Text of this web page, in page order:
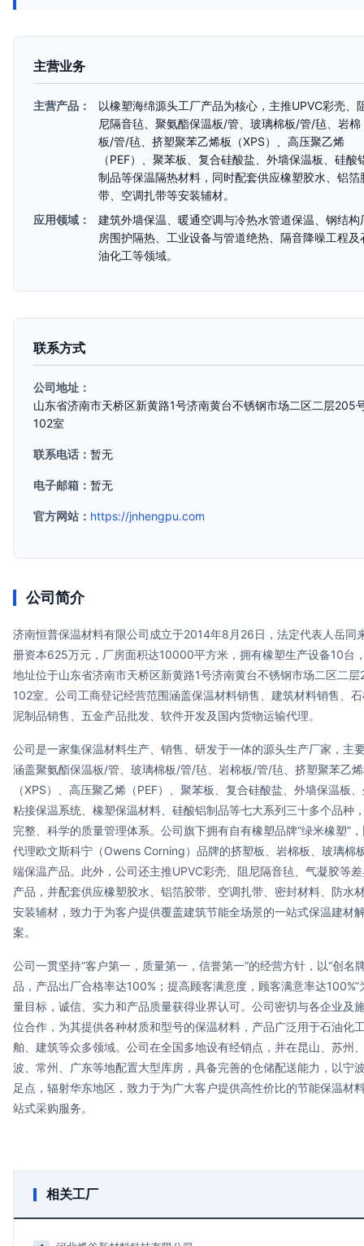
主营业务
主营产品：
以橡塑海绵源头工厂产品为核心，主推UPVC彩壳、
尼隔音毡、聚氨酯保温板/管、玻璃棉板/管/毡、岩棉
板/管/毡、挤塑聚苯乙烯板（XPS）、高压聚乙烯
（PEF）、聚苯板、复合硅酸盐、外墙保温板、硅酸
制品等保温隔热材料，同时配套供应橡塑胶水、铝箔
带、空调扎带等安装辅材。
应用领域：
建筑外墙保温、暖通空调与冷热水管道保温、钢结构
房围护隔热、工业设备与管道绝热、隔音降噪工程及
油化工等领域。
联系方式
公司地址：
山东省济南市天桥区新黄路1号济南黄台不锈钢市场二区二层205
102室
联系电话： 暂无
电子邮箱： 暂无
官方网站： https://jnhengpu.com
公司简介
济南恒普保温材料有限公司成立于2014年8月26日，法定代表人岳同
册资本625万元，厂房面积达10000平方米，拥有橡塑生产设备10台
地址位于山东省济南市天桥区新黄路1号济南黄台不锈钢市场二区二
102室。公司工商登记经营范围涵盖保温材料销售、建筑材料销售、
泥制品销售、五金产品批发、软件开发及国内货物运输代理。
公司是一家集保温材料生产、销售、研发于一体的源头生产厂家，主
涵盖聚氨酯保温板/管、玻璃棉板/管/毡、岩棉板/管/毡、挤塑聚苯乙
（XPS）、高压聚乙烯（PEF）、聚苯板、复合硅酸盐、外墙保温板
粘接保温系统、橡塑保温材料、硅酸铝制品等七大系列三十多个品种
完整、科学的质量管理体系。公司旗下拥有自有橡塑品牌“绿米橡塑”
代理欧文斯科宁（Owens Corning）品牌的挤塑板、岩棉板、玻璃棉
端保温产品。此外，公司还主推UPVC彩壳、阻尼隔音毡、气凝胶等
产品，并配套供应橡塑胶水、铝箔胶带、空调扎带、密封材料、防水
安装辅材，致力于为客户提供覆盖建筑节能全场景的一站式保温建材
案。
公司一贯坚持“客户第一，质量第一，信誉第一”的经营方针，以“创名
品，产品出厂合格率达100%；提高顾客满意度，顾客满意率达100%”
量目标，诚信、实力和产品质量获得业界认可。公司密切与各企业及
位合作，为其提供各种材质和型号的保温材料，产品广泛用于石油化
舶、建筑等众多领域。公司在全国多地设有经销点，并在昆山、苏州
波、常州、广东等地配置大型库房，具备完善的仓储配送能力，以宁
足点，辐射华东地区，致力于为广大客户提供高性价比的节能保温材
站式采购服务。
相关工厂